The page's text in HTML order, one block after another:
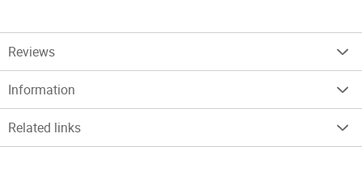
Reviews
Information
Related links